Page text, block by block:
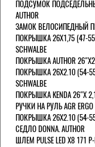
ПОДСУМОК
AUTHOR
ЗАМОК ВЕЛОСИПЕДНЫЙ
ПОКРЫШКА 26X1,75 (47-
SCHWALBE
ПОКРЫШКА AUTHOR
ПОКРЫШКА 26X2.10 (54-
SCHWALBE
ПОКРЫШКА KENDA 26"Х
РУЧКИ НА РУЛЬ AGR ERGO
ПОКРЫШКА 26X2.10 (54-
СЕДЛО DONNA. AUTHOR
ШЛЕМ PULSE LED X8 171